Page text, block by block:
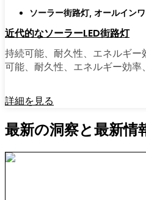
ソーラー街路灯, オールイン
近代的なソーラーLED街路灯
持続可能、耐久性、エネルギ
可能、耐久性、エネルギー効率
詳細を見る
最新の洞察と最新情